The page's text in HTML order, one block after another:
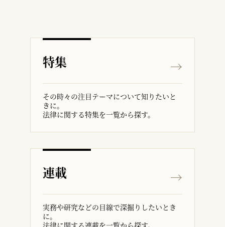
特集
その時々の注目テーマについて知りたいと
きに。
法律に関する特集を一覧から探す。
連載
実務や研究などの目線で深掘りしたいとき
に。
法律に関する連載を一覧から探す。